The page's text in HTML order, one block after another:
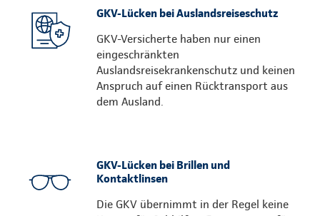
GKV-Lücken bei Auslandsreiseschutz
GKV-Versicherte haben nur einen
eingeschränkten
Auslandsreisekrankenschutz und keinen
Anspruch auf einen Rücktransport aus
dem Ausland.
GKV-Lücken bei Brillen und
Kontaktlinsen
Die GKV übernimmt in der Regel keine